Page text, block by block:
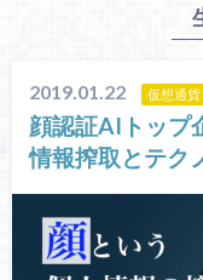
2019.01.22 仮想通
顔認証AIトップ
情報搾取とテク